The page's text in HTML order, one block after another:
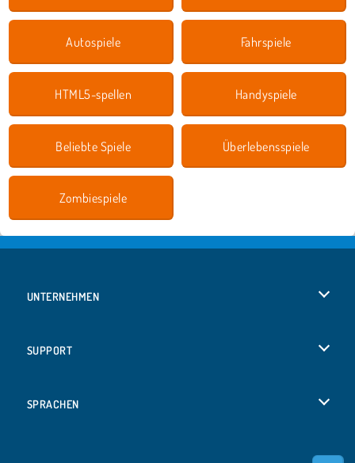
Autospiele Fahrspiele
HTML5-spellen Handyspiele
Beliebte Spiele Überlebensspiele
Zombiespiele
UNTERNEHMEN
SUPPORT
SPRACHEN